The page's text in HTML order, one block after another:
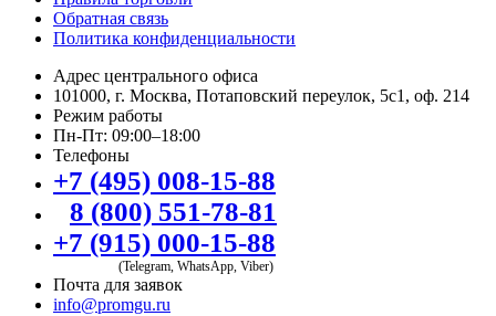
Обратная связь
Политика конфиденциальности
Адрес центрального офиса
101000, г. Москва, Потаповский переулок, 5с1, оф. 214
Режим работы
Пн-Пт: 09:00–18:00
Телефоны
+7 (495) 008-15-88
8 (800) 551-78-81
+7 (915) 000-15-88
(Telegram, WhatsApp, Viber)
Почта для заявок
info@promgu.ru